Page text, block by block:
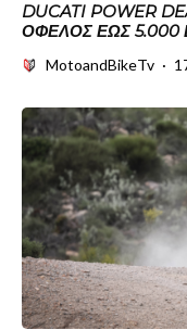
DUCATI POWER
ΌΦΕΛΟΣ ΈΩΣ 5.000
MotoandBikeTv ·